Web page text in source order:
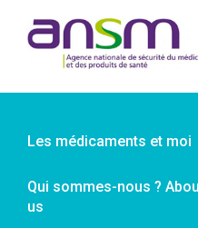
Les médicaments et moi
Qui sommes-nous ?
us